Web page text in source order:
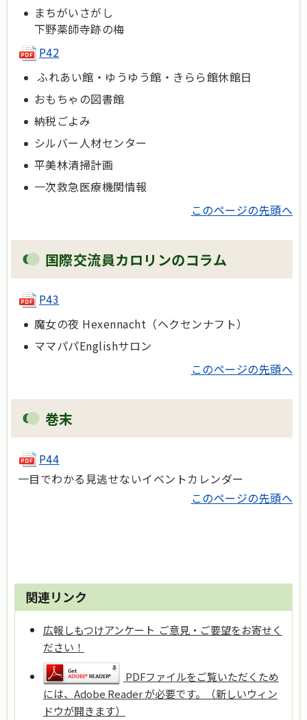
まちがいさがし
下野薬師寺跡の梅
P42
ふれあい館・ゆうゆう館・きらら館休館日
おもちゃの図書館
納税ごよみ
シルバー人材センター
平美林清掃計画
一次救急医療機関情報
このページの先頭へ
国際交流員カロリンのコラム
P43
魔女の夜 Hexennacht（ヘクセンナフト）
ママパパEnglishサロン
このページの先頭へ
巻末
P44
一目でわかる見逃せないイベントカレンダー
このページの先頭へ
関連リンク
広報しもつけアンケート ご意見・ご要望をお寄せく
ださい！
PDFファイルをご覧いただくため
には、Adobe Reader が必要です。（新しいウィン
ドウが開きます）